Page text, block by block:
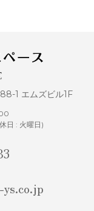
1 エムズビル1F
日 : 火曜日)
ys.co.jp